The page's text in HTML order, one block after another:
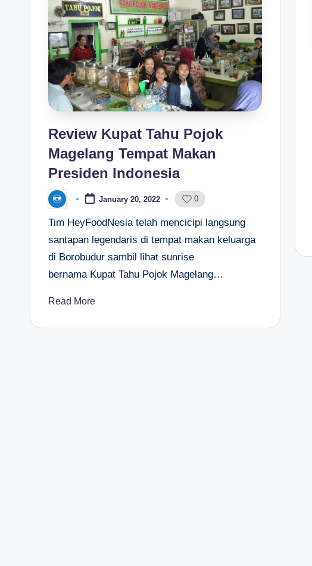
Review Kupat Tahu Pojok
Magelang Tempat Makan
Presiden Indonesia
Posted
January 20, 2022 0
Tim HeyFoodNesia telah mencicipi langsung
santapan legendaris di tempat makan keluarga
di Borobudur sambil lihat sunrise
bernama Kupat Tahu Pojok Magelang…
Read More